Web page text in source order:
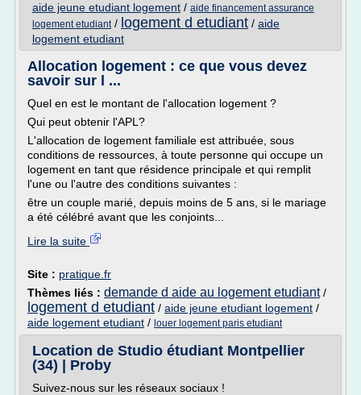
aide jeune etudiant logement / aide financement assurance
logement etudiant/ logement d etudiant / aide
logement etudiant
Allocation logement : ce que vous devez
savoir sur l ...
Quel en est le montant de l'allocation logement ?
Qui peut obtenir l'APL?
L'allocation de logement familiale est attribuée, sous
conditions de ressources, à toute personne qui occupe un
logement en tant que résidence principale et qui remplit
l'une ou l'autre des conditions suivantes :
être un couple marié, depuis moins de 5 ans, si le mariage
a été célébré avant que les conjoints...
Lire la suite
Site : pratique.fr
Thèmes liés : demande d aide au logement etudiant/
logement d etudiant / aide jeune etudiant logement /
aide logement etudiant / louer logement paris etudiant
Location de Studio étudiant Montpellier
(34) | Proby
Suivez-nous sur les réseaux sociaux !